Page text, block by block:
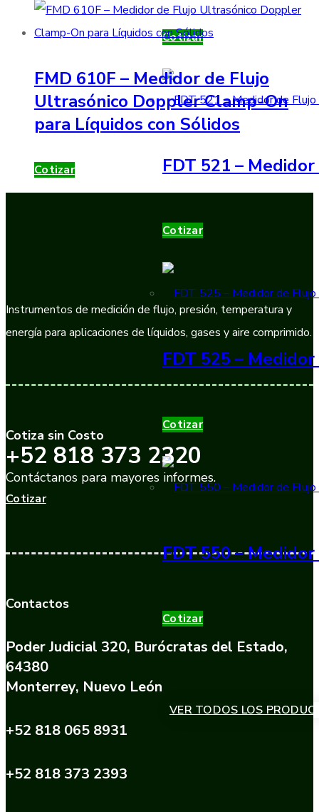
Cotizar
FDT 521 –
Cotizar
FDT 525 –
Cotizar
FDT 550 –
Cotizar
VER TODOS LOS
FMD 610F – Medidor de Flujo
Ultrasónico Doppler Clamp-On
para Líquidos con Sólidos
Cotizar
Instrumentos de medición de flujo, presión, temperatura y
energía para aplicaciones de líquidos, gases y aire comprimido.
Cotiza sin Costo
+52 818 373 2320
Contáctanos para mayores informes.
Cotizar
Contactos
Poder Judicial 320, Burócratas del Estado,
64380
Monterrey, Nuevo León
+52 818 065 8931
+52 818 373 2393